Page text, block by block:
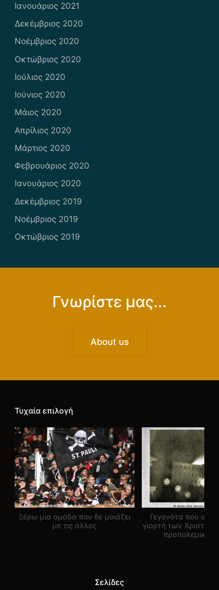
Ιανουάριος 2021
Δεκέμβριος 2020
Νοέμβριος 2020
Οκτώβριος 2020
Ιούλιος 2020
Ιούνιος 2020
Μάιος 2020
Απρίλιος 2020
Μάρτιος 2020
Φεβρουάριος 2020
Ιανουάριος 2020
Δεκέμβριος 2019
Νοέμβριος 2019
Οκτώβριος 2019
Γνωρίστε μας...
About us
Τυχαία επιλογή
Ξέρω μια ομάδα που δε μοιάζει
με τις άλλες
Γεγονότα που
γιορτή των
προπολεμική
Σελίδες